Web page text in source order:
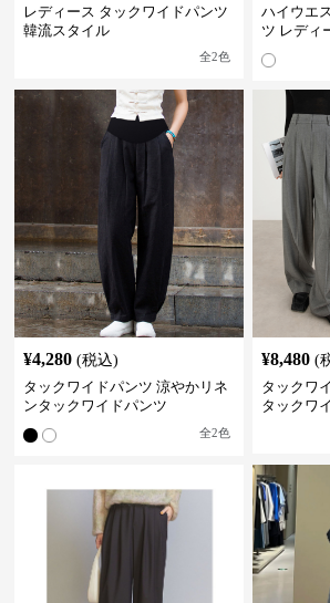
レディース タックワイドパンツ
韓流スタイル
全2色
ハイウエ
ツ レディ
¥4,280 (税込)
タックワイドパンツ 涼やかリネ
ンタックワイドパンツ
全2色
¥8,480 (
タックワ
タックワ